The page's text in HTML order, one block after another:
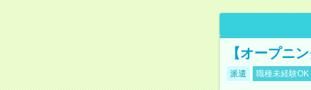
【オープニ
派遣 職種未経験OK